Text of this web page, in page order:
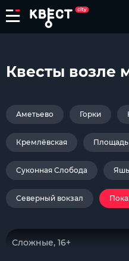
Квесты возле
Аметьево Горки
Кремлёвская Площадь
Суконная Слобода
Северный вокзал
Сложные, 16+